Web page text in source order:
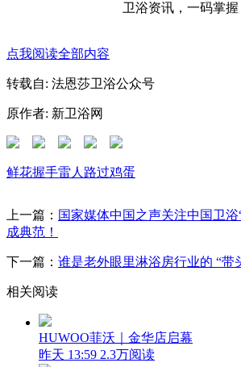
卫浴资讯，一码掌握
点我阅读全部内容
转载自: 法恩莎卫浴公众号
原作者: 新卫浴网
鲜花握手雷人 路过鸡蛋
上一篇： 国家媒体中国之声关注中国卫
成典范！
下一篇： 谁是老外眼里淋浴房行业的 “带
相关阅读
HUWOO菲沃｜金华店启幕
昨天 13:59 2.3万阅读